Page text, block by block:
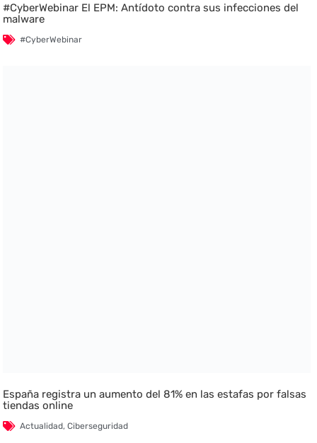
#CyberWebinar El EPM: Antídoto contra sus infecciones del
malware
#CyberWebinar
España registra un aumento del 81% en las estafas por falsas
tiendas online
Actualidad,Ciberseguridad